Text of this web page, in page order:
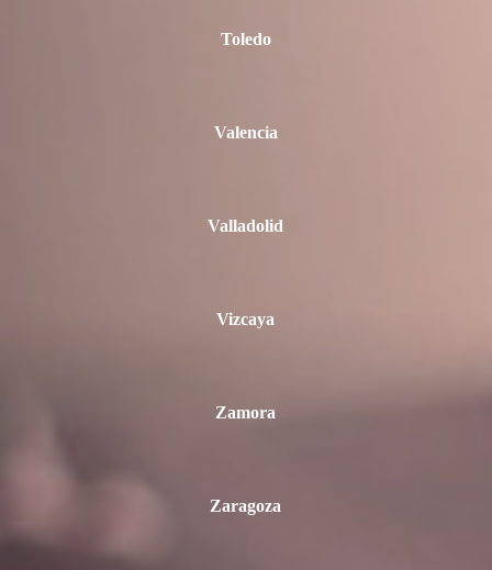
Toledo
Valencia
Valladolid
Vizcaya
Zamora
Zaragoza